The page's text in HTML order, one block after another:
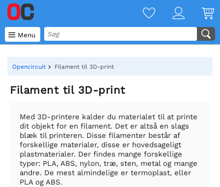
 Menu
Opencircuit Filament til 3D-print
Filament til 3D-print
Med 3D-printere kalder du materialet til at printe
dit objekt for en filament. Det er altså en slags
blæk til printeren. Disse filamenter består af
forskellige materialer, disse er hovedsageligt
plastmaterialer. Der findes mange forskellige
typer: PLA, ABS, nylon, træ, sten, metal og mange
andre. De mest almindelige er termoplast, eller
PLA og ABS.